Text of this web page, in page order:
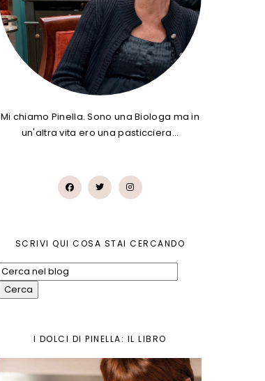
Mi chiamo Pinella. Sono una Biologa ma in
un'altra vita ero una pasticciera…
SCRIVI QUI COSA STAI CERCANDO
I DOLCI DI PINELLA: IL LIBRO